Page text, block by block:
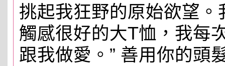
挑起我狂野的原始欲望
觸感很好的大T恤，我每
跟我做愛。” 善用你的頭